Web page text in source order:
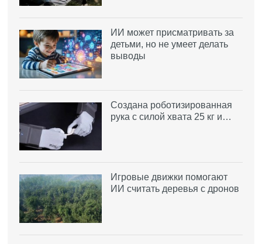
ИИ может присматривать за
детьми, но не умеет делать
выводы
Создана роботизированная
рука с силой хвата 25 кг и…
Игровые движки помогают
ИИ считать деревья с дронов